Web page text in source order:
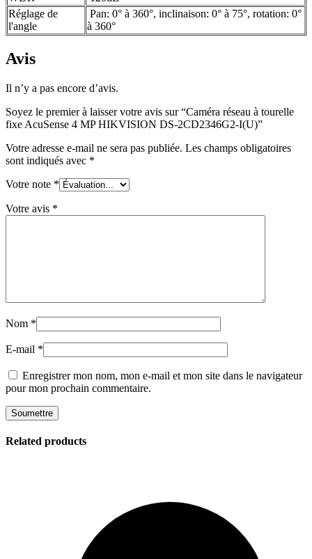
Réglage de
l'angle
Pan: 0° à 360°, inclinaison: 0° à 75°, rotation: 0°
à 360°
Avis
Il n’y a pas encore d’avis.
Soyez le premier à laisser votre avis sur “Caméra réseau à tourelle
fixe AcuSense 4 MP HIKVISION DS-2CD2346G2-I(U)”
Votre adresse e-mail ne sera pas publiée. Les champs obligatoires
sont indiqués avec *
Votre note *
Votre avis *
Nom *
E-mail *
Enregistrer mon nom, mon e-mail et mon site dans le navigateur
pour mon prochain commentaire.
Related products